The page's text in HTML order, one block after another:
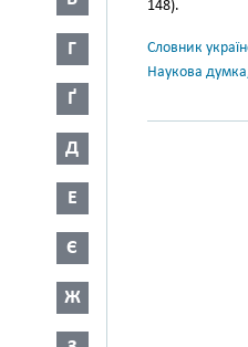
Г
Ґ
Д
Е
Є
Ж
148).
Словник
Наукова